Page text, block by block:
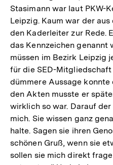
Stasimann war laut PKW-
Leipzig. Kaum war der
den Kaderleiter zur Rede.
das Kennzeichen genannt
müssen im Bezirk Leipzig
für die SED-Mitgliedschaft
dümmere Aussage
den Akten musste er
wirklich so war. Darauf der
mich. Sie wissen ganz
halte. Sagen sie ihren
schönen Gruß, wenn sie
sollen sie mich direkt